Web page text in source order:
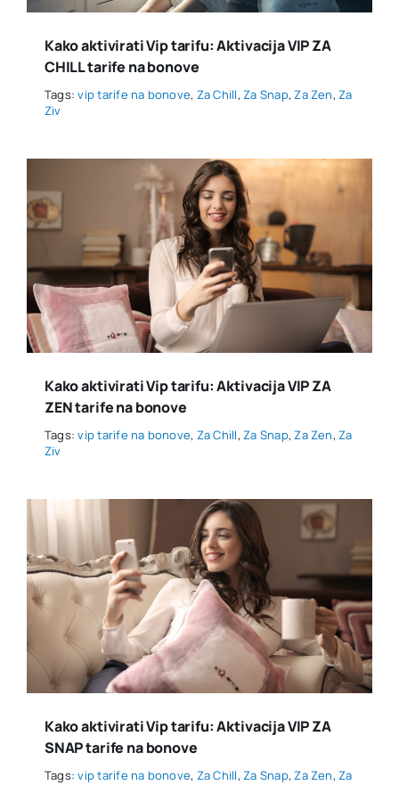
Kako aktivirati Vip tarifu: Aktivacija VIP ZA
CHILL tarife na bonove
Tags:vip tarife na bonove, Za Chill,Za Snap,Za Zen,Za
Ziv
Kako aktivirati Vip tarifu: Aktivacija VIP ZA
ZEN tarife na bonove
Tags:vip tarife na bonove, Za Chill,Za Snap,Za Zen,Za
Ziv
Kako aktivirati Vip tarifu: Aktivacija VIP ZA
SNAP tarife na bonove
Tags:vip tarife na bonove, Za Chill,Za Snap,Za Zen,Za